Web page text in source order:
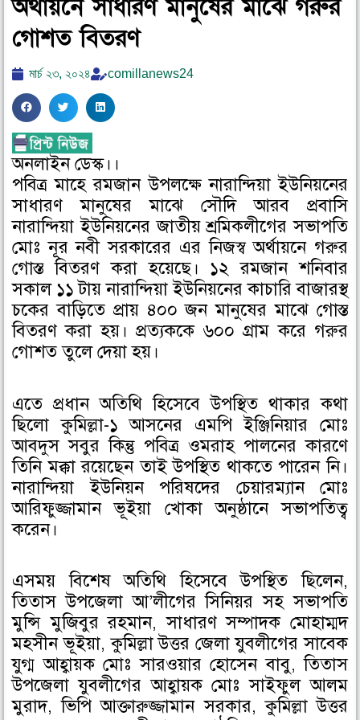
অর্থায়নে সাধারণ মানুষের মাঝে গরুর
গোশত বিতরণ
মার্চ ২৩, ২০২৪ comillanews24
S
h
a
r
e
o
a
c
e
b
o
o
S
h
a
r
e
w
t
t
e
r
S
h
r
e
n
k
e
d
i
অনলাইন ডেস্ক।।
পবিত্র মাহে রমজান উপলক্ষে নারান্দিয়া ইউনিয়নের
সাধারণ মানুষের মাঝে সৌদি আরব প্রবাসি
নারান্দিয়া ইউনিয়নের জাতীয় শ্রমিকলীগের সভাপতি
মোঃ নূর নবী সরকারের এর নিজস্ব অর্থায়নে গরুর
গোস্ত বিতরণ করা হয়েছে। ১২ রমজান শনিবার
সকাল ১১ টায় নারান্দিয়া ইউনিয়নের কাচারি বাজারস্থ
চকের বাড়িতে প্রায় ৪০০ জন মানুষের মাঝে গোস্ত
বিতরণ করা হয়। প্রত্যককে ৬০০ গ্রাম করে গরুর
গোশত তুলে দেয়া হয়।
এতে প্রধান অতিথি হিসেবে উপস্থিত থাকার কথা
ছিলো কুমিল্লা-১ আসনের এমপি ইঞ্জিনিয়ার মোঃ
আবদুস সবুর কিন্তু পবিত্র ওমরাহ পালনের কারণে
তিনি মক্কা রয়েছেন তাই উপস্থিত থাকতে পারেন নি।
নারান্দিয়া ইউনিয়ন পরিষদের চেয়ারম্যান মোঃ
আরিফুজ্জামান ভূইয়া খোকা অনুষ্ঠানে সভাপতিত্ব
করেন।
এসময় বিশেষ অতিথি হিসেবে উপস্থিত ছিলেন,
তিতাস উপজেলা আ’লীগের সিনিয়র সহ সভাপতি
মুন্সি মুজিবুর রহমান, সাধারণ সম্পাদক মোহাম্মদ
মহসীন ভূইয়া, কুমিল্লা উত্তর জেলা যুবলীগের সাবেক
যুগ্ম আহ্বায়ক মোঃ সারওয়ার হোসেন বাবু, তিতাস
উপজেলা যুবলীগের আহ্বায়ক মোঃ সাইফুল আলম
মুরাদ, ভিপি আক্তারুজ্জামান সরকার, কুমিল্লা উত্তর